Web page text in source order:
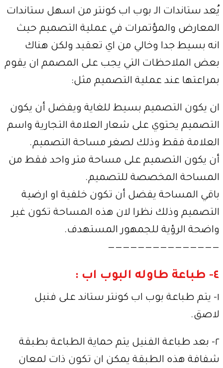
يُعد ستاندات الـ بوب اب كونتر من اسهل ستاندات
المعارض والمؤتمرات في عملية التصميم حيث
انه بسيط جدا وخالي من اي تعقيد ولكن هناك
بعض الملاحظات التي يجب على المصمم ان يقوم
بمراعتها عند عملية التصميم مثل:
ان يكون التصميم بسيط للغاية ويفضل أن يكون
التصميم يحتوي على شعار العلامة التجارية واسم
العلامة فقط وذلك لصغر مساحة التصميم.
أن يكون التصميم على مساحة متر واحد فقط من
المساحة المخصصة للتصميم.
باقي المساحة يفضل أن تكون خلفية او ارضية
التصميم وذلك نظرا لان هذه المساحة تكون غير
واضحة الرؤية للجمهور المستهدف.
———————————————
٤- طباعة طاوله البوب اب :
١- يتم طباعة بوب اب كونتر ستاند على فنيل
لاصق.
٢- بعد طباعة الفنيل يتم حماية الطباعة بطبقة
شفافة هذه الطبقة يمكن ان تكون ذات لمعان